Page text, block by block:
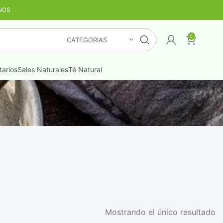
CATEGORÍAS 0
Sales NaturalesTé Natural
Mostrando el único resultado